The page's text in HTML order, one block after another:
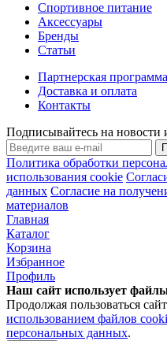
Спортивное питание
Аксессуары
Бренды
Статьи
Партнерская программа
Доставка и оплата
Контакты
Подписывайтесь на новости
Политика обработки
использования cookie
данных Согласие на
материалов
Главная
Каталог
Корзина
Избранное
Профиль
Наш сайт использует
Продолжая пользоваться
использованием файлов
персональных данных.